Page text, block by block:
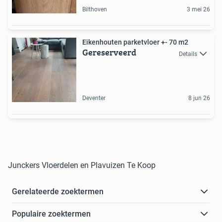
Bilthoven 3 mei 26
Eikenhouten parketvloer +- 70 m2
Gereserveerd Details
Deventer 8 jun 26
Junckers Vloerdelen en Plavuizen Te Koop
Gerelateerde zoektermen
Populaire zoektermen